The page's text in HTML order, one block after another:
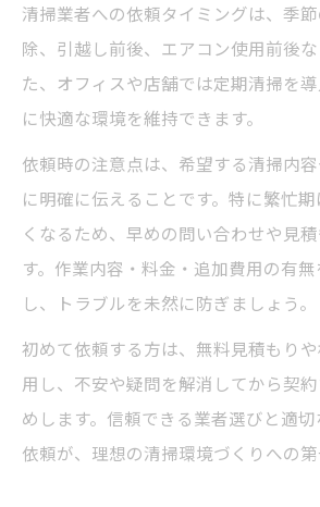
清掃業者への依頼タイミングは、季
除、引越し前後、エアコン使用前後
た、オフィスや店舗では定期清掃を
に快適な環境を維持できます。
依頼時の注意点は、希望する清掃内
に明確に伝えることです。特に繁忙
くなるため、早めの問い合わせや見
す。作業内容・料金・追加費用の有
し、トラブルを未然に防ぎましょう。
初めて依頼する方は、無料見積もり
用し、不安や疑問を解消してから契
めします。信頼できる業者選びと適
依頼が、理想の清掃環境づくりへの第